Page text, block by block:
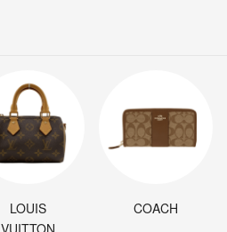
LOUIS
VUITTON
COACH